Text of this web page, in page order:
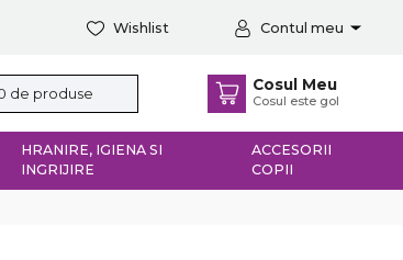
Wishlist Contul meu
Cosul Meu
Cosul este gol
HRANIRE, IGIENA SI
INGRIJIRE
ACCESORII
COPII